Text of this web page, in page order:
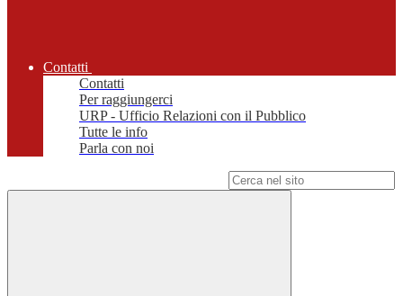
Contatti
Contatti
Per raggiungerci
URP - Ufficio Relazioni con il Pubblico
Tutte le info
Parla con noi